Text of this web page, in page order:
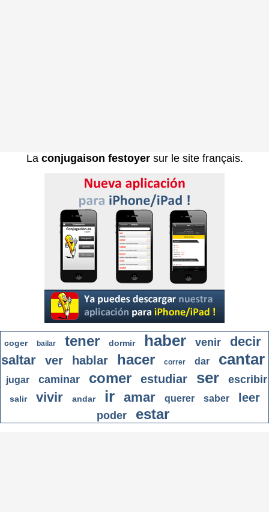
La conjugaison festoyersur le site français.
coger bailar tener dormir haber venir
decir
saltar
ver hablar hacer correr dar cantar
jugar caminar comer estudiar ser escribir
salir vivir andar ir amar querer saber leer
poder estar